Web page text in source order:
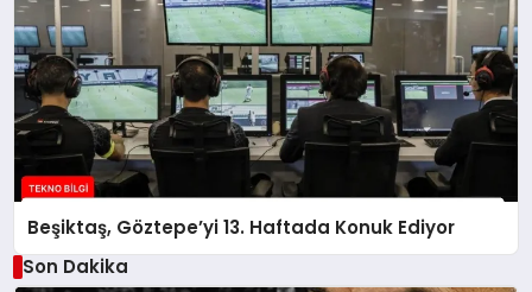
Beşiktaş, Göztepe’yi 13. Haftada Konuk Ediyor
Son Dakika